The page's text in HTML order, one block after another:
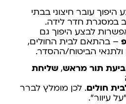
היפוך עובר חיצוני בבתי
במסגרת חדר לידה.
לבצע היפוך גם
– בהתאם לבית החולים,
הביטוח/ההסדר.
תור מראש, שליחת
חולים. לכן מומלץ לברר
עיוור".